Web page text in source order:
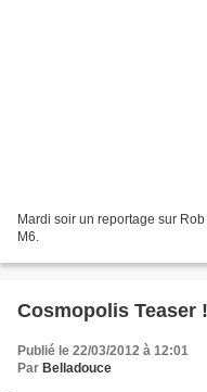
Mardi soir un reportage sur
M6.
Cosmopolis Teaser !
Publié le 22/03/2012 à 12:01
Par Belladouce